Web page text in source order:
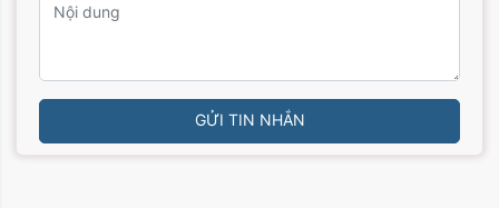
GỬI TIN NHẮN